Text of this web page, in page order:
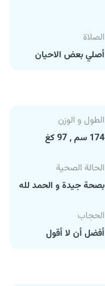
الصلاة
أصلي بعض الاحيان
الطول و الوزن
174 سم , 97 كغ
الحالة الصحية
بصحة جيدة و الحمد لله
الحجاب
أفضل أن لا أقول